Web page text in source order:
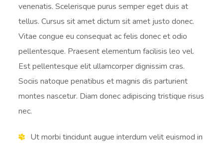
venenatis. Scelerisque purus semper eget duis at
tellus. Cursus sit amet dictum sit amet justo donec.
Vitae congue eu consequat ac felis donec et odio
pellentesque. Praesent elementum facilisis leo vel.
Est pellentesque elit ullamcorper dignissim cras.
Sociis natoque penatibus et magnis dis parturient
montes nascetur. Diam donec adipiscing tristique risus
nec.
Ut morbi tincidunt augue interdum velit euismod in